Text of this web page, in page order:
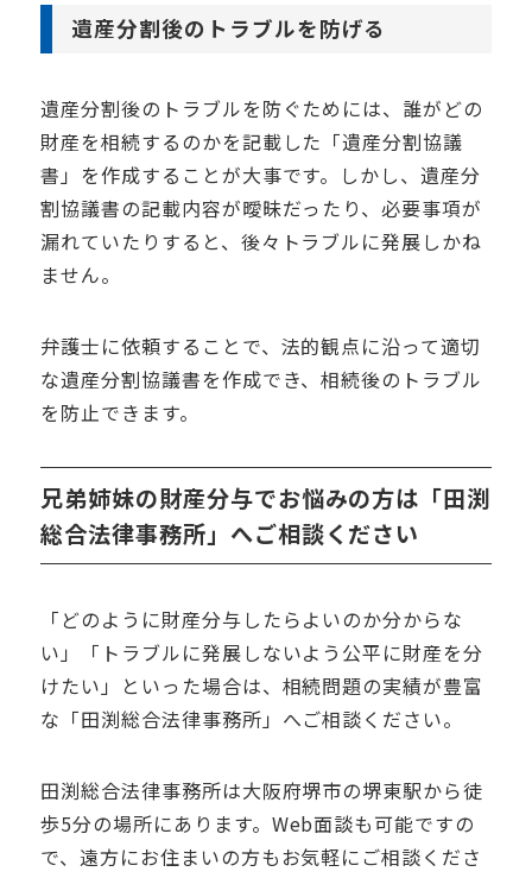
遺産分割後のトラブルを防げる
遺産分割後のトラブルを防ぐためには、誰がどの
財産を相続するのかを記載した「遺産分割協議
書」を作成することが大事です。しかし、遺産分
割協議書の記載内容が曖昧だったり、必要事項が
漏れていたりすると、後々トラブルに発展しかね
ません。
弁護士に依頼することで、法的観点に沿って適切
な遺産分割協議書を作成でき、相続後のトラブル
を防止できます。
兄弟姉妹の財産分与でお悩みの方は「田渕
総合法律事務所」へご相談ください
「どのように財産分与したらよいのか分からな
い」「トラブルに発展しないよう公平に財産を分
けたい」といった場合は、相続問題の実績が豊富
な「田渕総合法律事務所」へご相談ください。
田渕総合法律事務所は大阪府堺市の堺東駅から徒
歩5分の場所にあります。 Web面談も可能ですの
で、遠方にお住まいの方もお気軽にご相談くださ